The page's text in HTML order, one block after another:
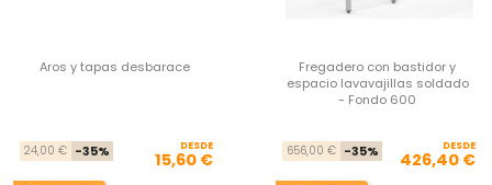
Aros y tapas desbarace
Precio base
24,00 € -35% Precio
DESDE
15,60 €
Fregadero con bastidor y
espacio lavavajillas soldado
- Fondo 600
656,00 € -35% DESDE
426,40 €